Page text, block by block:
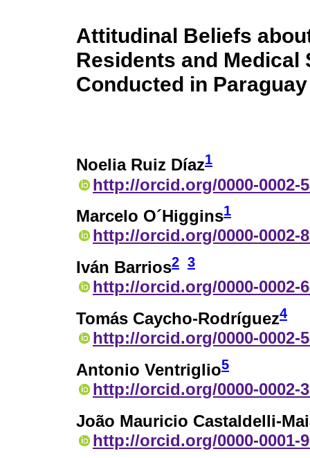
Attitudinal Beliefs
Residents and
Conducted in Paraguay
Noelia Ruiz Díaz1
http://orcid.org/0000-0002-
Marcelo O´Higgins1
http://orcid.org/0000-0002-
Iván Barrios2 3
http://orcid.org/0000-0002-
Tomás Caycho-Rodríguez4
http://orcid.org/0000-0002-
Antonio Ventriglio5
http://orcid.org/0000-0002-
João Mauricio Castaldelli-
http://orcid.org/0000-0001-